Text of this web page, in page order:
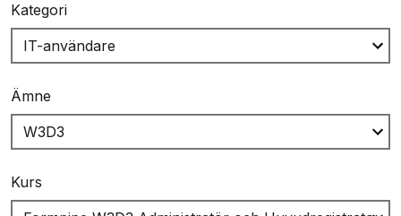
Kategori
Ämne
Kurs